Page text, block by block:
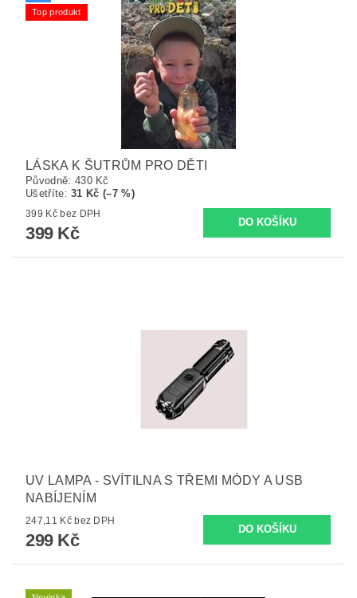
Top produkt
LÁSKA K ŠUTRŮM PRO DĚTI
Původně: 430 Kč
Ušetříte:31 Kč (–7 %)
399 Kč bez DPH
399 Kč
UV LAMPA - SVÍTILNA S TŘEMI MÓDY A USB
NABÍJENÍM
247,11 Kč bez DPH
299 Kč